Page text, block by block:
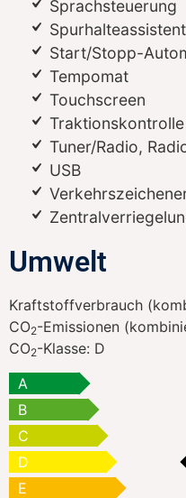
Sprachsteuerung
Spurhalteassistent
Start/Stopp-
Tempomat
Touchscreen
Traktionskontrolle
Tuner/Radio,
USB
Umwelt
Kraftstoffverbrauch
CO2-Emissionen
CO2-Klasse: D
A
B
C
D
E